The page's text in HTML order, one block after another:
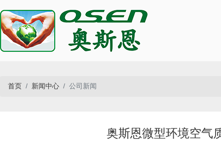
首页 新闻中心 公司新闻
奥斯恩微型环境空气